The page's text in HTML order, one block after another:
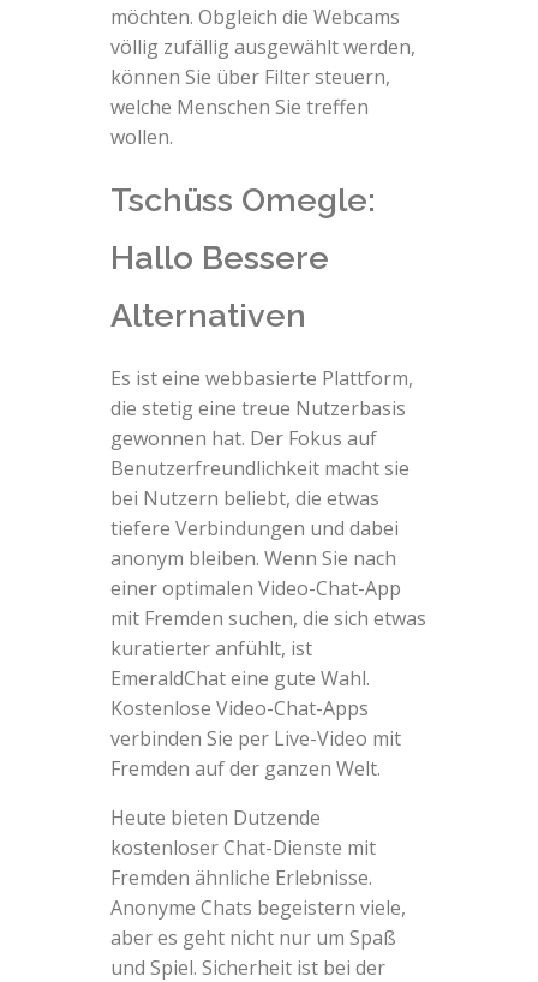
möchten. Obgleich die Webcams
völlig zufällig ausgewählt werden,
können Sie über Filter steuern,
welche Menschen Sie treffen
wollen.
Tschüss Omegle:
Hallo Bessere
Alternativen
Es ist eine webbasierte Plattform,
die stetig eine treue Nutzerbasis
gewonnen hat. Der Fokus auf
Benutzerfreundlichkeit macht sie
bei Nutzern beliebt, die etwas
tiefere Verbindungen und dabei
anonym bleiben. Wenn Sie nach
einer optimalen Video-Chat-App
mit Fremden suchen, die sich etwas
kuratierter anfühlt, ist
EmeraldChat eine gute Wahl.
Kostenlose Video-Chat-Apps
verbinden Sie per Live-Video mit
Fremden auf der ganzen Welt.
Heute bieten Dutzende
kostenloser Chat-Dienste mit
Fremden ähnliche Erlebnisse.
Anonyme Chats begeistern viele,
aber es geht nicht nur um Spaß
und Spiel. Sicherheit ist bei der